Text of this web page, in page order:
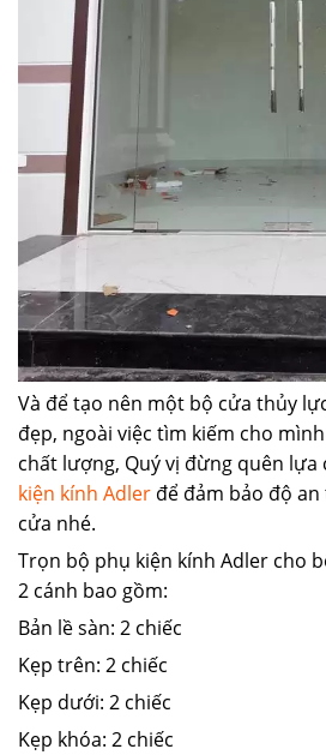
Và để tạo nên một bộ cửa thủy
đẹp, ngoài việc tìm kiếm cho
chất lượng, Quý vị đừng quên lựa
kiện kính Adler để đảm bảo độ
cửa nhé.
Trọn bộ phụ kiện kính Adler cho
2 cánh bao gồm:
Bản lề sàn: 2 chiếc
Kẹp trên: 2 chiếc
Kẹp dưới: 2 chiếc
Kẹp khóa: 2 chiếc